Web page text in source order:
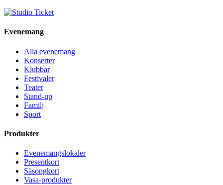
Evenemang
Alla evenemang
Konserter
Klubbar
Festivaler
Teater
Stand-up
Familj
Sport
Produkter
Evenemangslokaler
Presentkort
Säsongkort
Vasa-produkter